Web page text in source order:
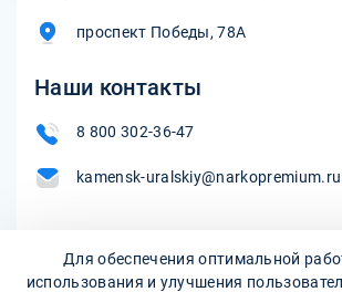
проспект Победы, 78А
Наши контакты
8 800 302-36-47
kamensk-uralskiy@narkopremium.ru
Записаться на
Для обеспечения оптимальной
использования и улучшения